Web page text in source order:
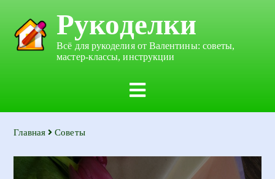
Рукоделки
Всё для рукоделия от Валентины: советы,
мастер-классы, инструкции
Главная Советы